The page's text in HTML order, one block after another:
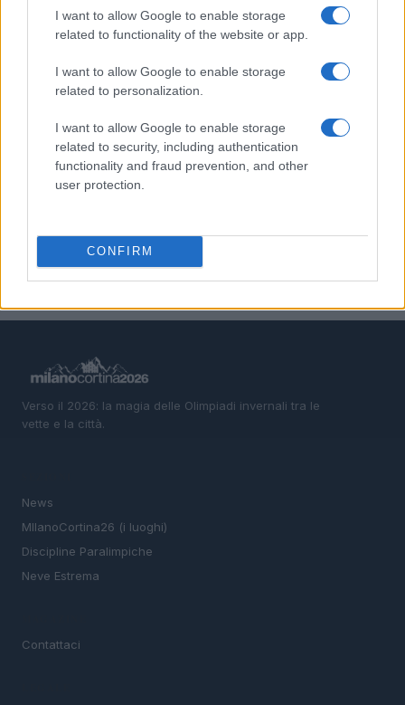
I want to allow Google to enable storage
related to functionality of the website or app.
I want to allow Google to enable storage
related to personalization.
I want to allow Google to enable storage
related to security, including authentication
functionality and fraud prevention, and other
user protection.
CONFIRM
Scopri le Olimpiadi Milano Cortina: Sport, Cultura e
Innovazione per un Futuro Sostenibile
Auto a noleggio a Cortina d’Ampezzo: soluzioni
pratiche e prezzi chiari
cosa mettere nello zaino
Scopri il paradiso degli sport invernali nella
Kleinwalsertal
Verso il 2026: la magia delle Olimpiadi invernali tra le
vette e la città.
News
MIlanoCortina26 (i luoghi)
Discipline Paralimpiche
Neve Estrema
Contattaci